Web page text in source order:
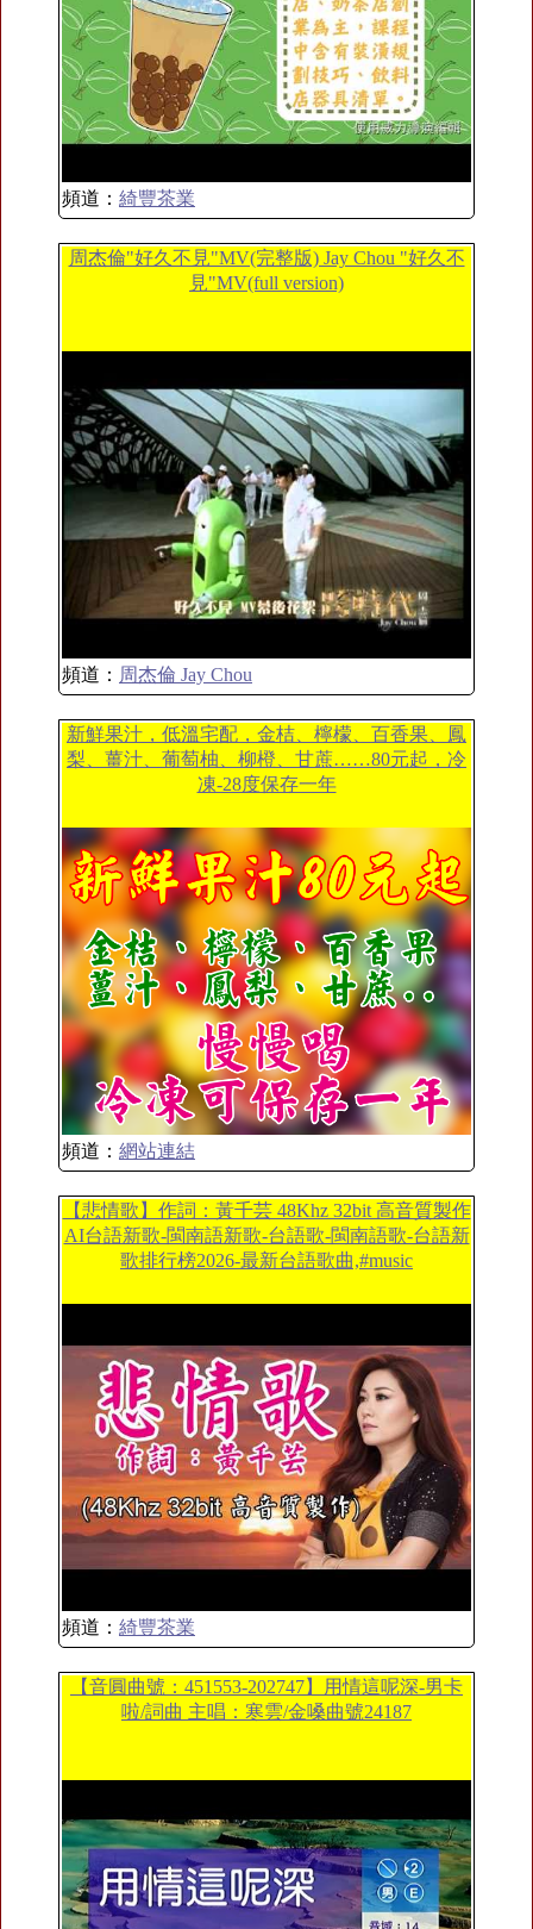
頻道： 綺豐茶業
周杰倫"好久不見"MV(完整版) Jay Chou "好久不
見"MV(full version)
頻道： 周杰倫 Jay Chou
新鮮果汁，低溫宅配，金桔、檸檬、百香果、鳳
梨、薑汁、葡萄柚、柳橙、甘蔗……80元起，冷
凍-28度保存一年
頻道： 網站連結
【悲情歌】作詞：黃千芸 48Khz 32bit 高音質製作
AI台語新歌-閩南語新歌-台語歌-閩南語歌-台語新
歌排行榜2026-最新台語歌曲,#music
頻道： 綺豐茶業
【音圓曲號：451553-202747】用情這呢深-男卡
啦/詞曲 主唱：寒雲/金嗓曲號24187